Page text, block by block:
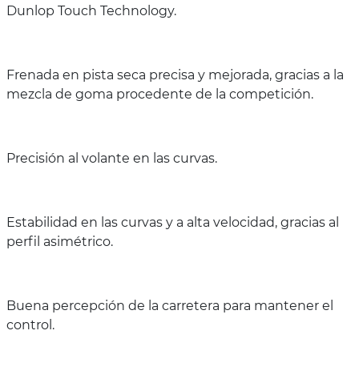
Dunlop Touch Technology.
Frenada en pista seca precisa y mejorada, gracias a la
mezcla de goma procedente de la competición.
Precisión al volante en las curvas.
Estabilidad en las curvas y a alta velocidad, gracias al
perfil asimétrico.
Buena percepción de la carretera para mantener el
control.